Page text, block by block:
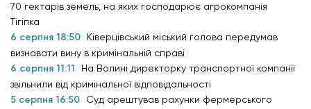
70 гектарів земель, на яких господарює агрокомпанія
Тігіпка
6 серпня 18:50
Ківерцівський міський голова передумав
визнавати вину в кримінальній справі
6 серпня 11:11
На Волині директорку транспортної компанії
звільнили від кримінальної відповідальності
5 серпня 16:50
Суд арештував рахунки фермерського